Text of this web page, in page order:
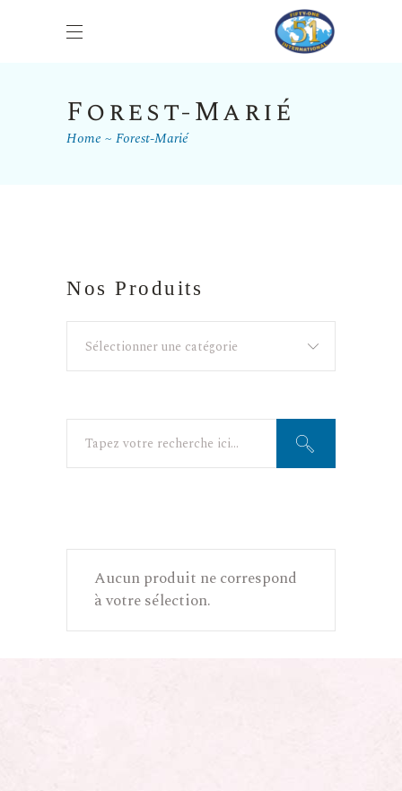
Forest-Marié
Home Forest-Marié
Aucun produit ne correspond
à votre sélection.
Nos Produits
Sélectionner une catégorie
Search
for: